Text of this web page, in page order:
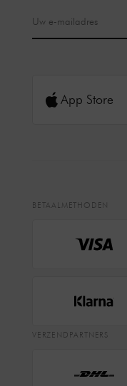
App Store
BETAALMETHODEN
VERZENDPARTNERS